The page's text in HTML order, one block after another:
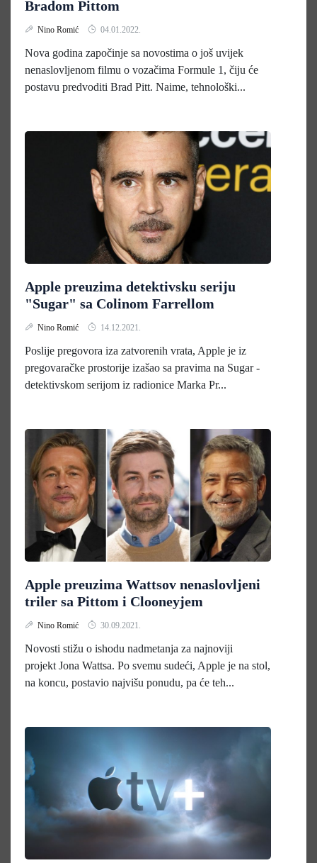
Bradom Pittom
Nino Romić 04.01.2022.
Nova godina započinje sa novostima o još uvijek
nenaslovljenom filmu o vozačima Formule 1, čiju će
postavu predvoditi Brad Pitt. Naime, tehnološki...
Apple preuzima detektivsku seriju
"Sugar" sa Colinom Farrellom
Nino Romić 14.12.2021.
Poslije pregovora iza zatvorenih vrata, Apple je iz
pregovaračke prostorije izašao sa pravima na Sugar -
detektivskom serijom iz radionice Marka Pr...
Apple preuzima Wattsov nenaslovljeni
triler sa Pittom i Clooneyjem
Nino Romić 30.09.2021.
Novosti stižu o ishodu nadmetanja za najnoviji
projekt Jona Wattsa. Po svemu sudeći, Apple je na stol,
na koncu, postavio najvišu ponudu, pa će teh...